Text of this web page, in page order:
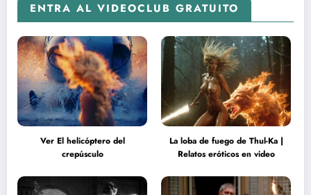
ENTRA AL VIDEOCLUB GRATUITO
Ver El helicóptero del
crepúsculo
La loba de fuego de Thul-Ka |
Relatos eróticos en video